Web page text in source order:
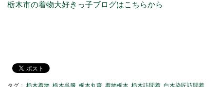
栃木市の着物大好きっ子ブログはこちらから
タグ： 栃木着物 栃木呉服 栃木丸森 着物栃木 栃木訪問着 白木染匠訪問着